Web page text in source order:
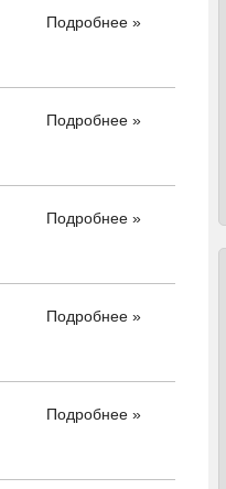
Подробнее »
Подробнее »
Подробнее »
Подробнее »
Подробнее »